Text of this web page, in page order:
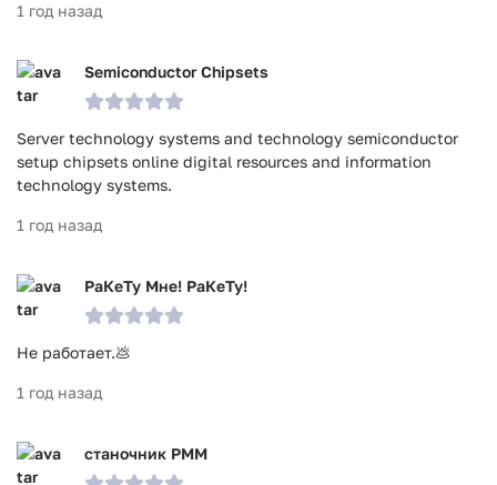
1 год назад
Semiconductor Chipsets
Server technology systems and technology semiconductor
setup chipsets online digital resources and information
technology systems.
1 год назад
РаКеТу Мне! РаКеТу!
Не работает.💩
1 год назад
станочник РММ